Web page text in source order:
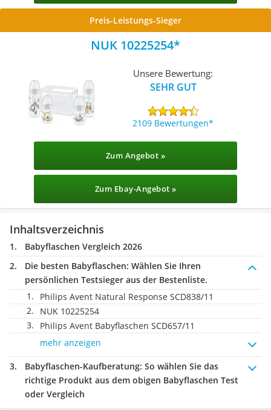
Preis-Leistungs-Sieger
NUK 10225254
Unsere Bewertung:
SEHR GUT
2109 Bewertungen
Zum Angebot »
Zum Ebay-Angebot »
Inhaltsverzeichnis
Babyflaschen Vergleich 2026
Die besten Babyflaschen: Wählen Sie Ihren
persönlichen Testsieger aus der Bestenliste.
Philips Avent Natural Response SCD838/11
NUK 10225254
Philips Avent Babyflaschen SCD657/11
mehr anzeigen
Babyflaschen-Kaufberatung: So wählen Sie das
richtige Produkt aus dem obigen Babyflaschen Test
oder Vergleich